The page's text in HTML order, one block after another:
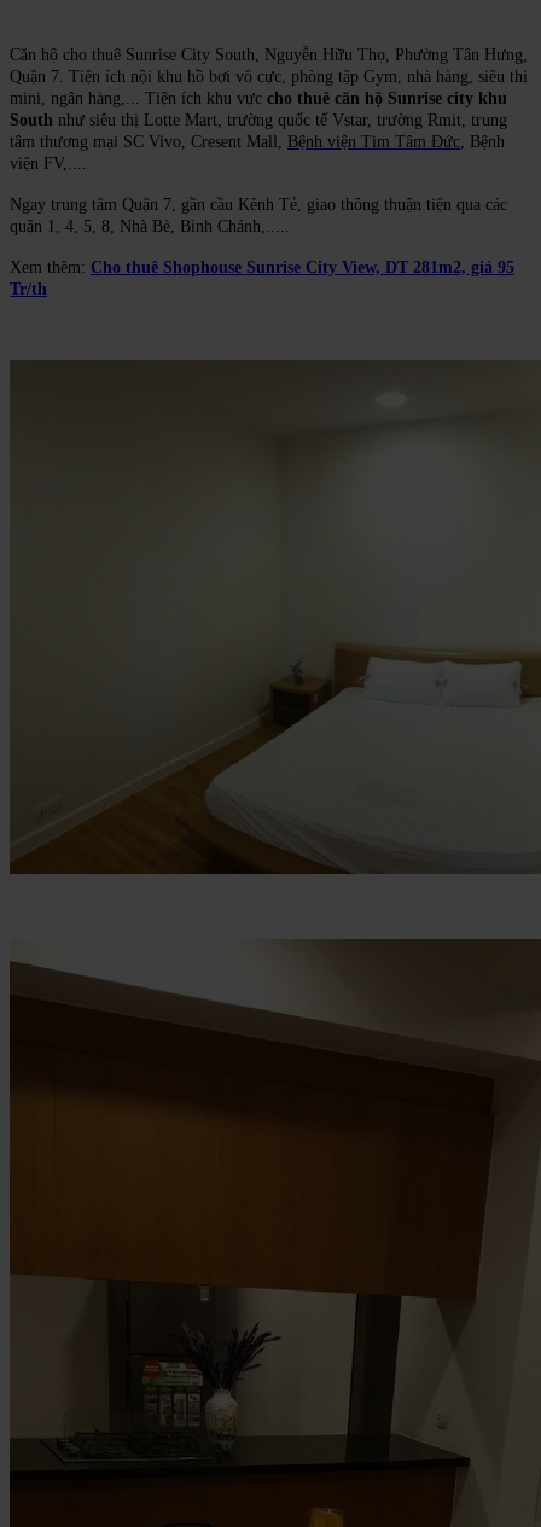
Căn hộ cho thuê Sunrise City South, Nguyễn Hữu Thọ, Phường Tân Hưng,
Quận 7. Tiện ích nội khu hồ bơi vô cực, phòng tập Gym, nhà hàng, siêu thị
mini, ngân hàng,... Tiện ích khu vực cho thuê căn hộ Sunrise city khu
South như siêu thị Lotte Mart, trường quốc tế Vstar, trường Rmit, trung
tâm thương mại SC Vivo, Cresent Mall, Bệnh viện Tim Tâm Đức , Bệnh
viện FV,....
Ngay trung tâm Quận 7, gần cầu Kênh Tẻ, giao thông thuận tiện qua các
quận 1, 4, 5, 8, Nhà Bè, Bình Chánh,.....
Xem thêm: Cho thuê Shophouse Sunrise City View, DT 281m2, giá 95
Tr/th